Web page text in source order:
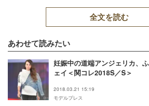
全文を読む
あわせて読みたい
妊娠中の道端アンジェリカ、
ェイ＜関コレ2018S／S＞
2018.03.21 15:19
モデルプレス